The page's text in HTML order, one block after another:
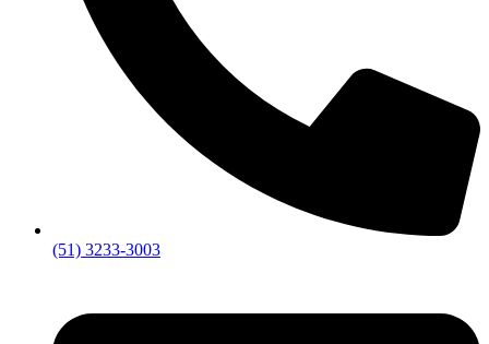
(51) 3233-3003